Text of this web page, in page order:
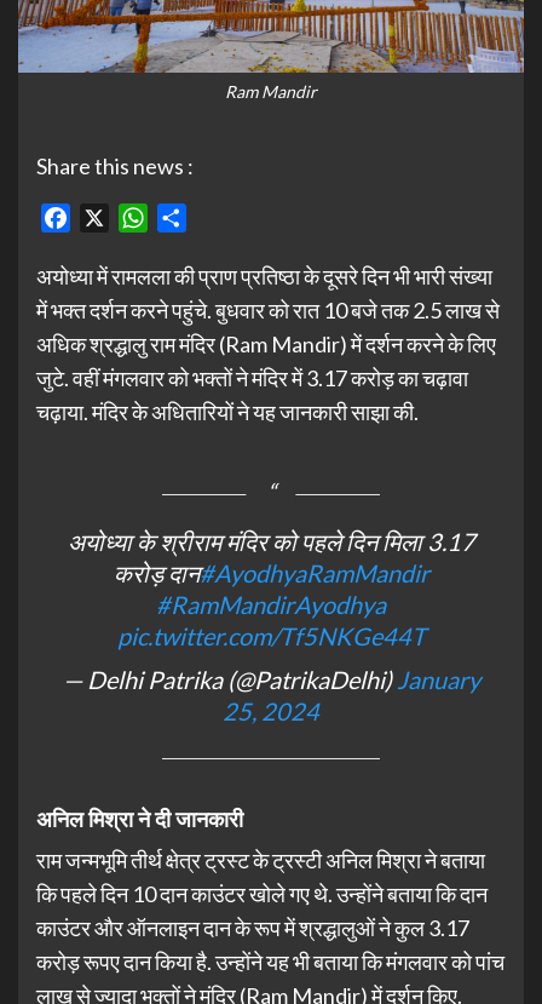
Ram Mandir
Share this news :
Facebook WhatsApp
अयोध्या में रामलला की प्राण प्रतिष्ठा के दूसरे दिन भी भारी संख्या
में भक्त दर्शन करने पहुंचे. बुधवार को रात 10 बजे तक 2.5 लाख से
अधिक श्रद्धालु राम मंदिर (Ram Mandir) में दर्शन करने के लिए
जुटे. वहीं मंगलवार को भक्तों ने मंदिर में 3.17 करोड़ का चढ़ावा
चढ़ाया. मंदिर के अधितारियों ने यह जानकारी साझा की.
अयोध्या के श्रीराम मंदिर को पहले दिन मिला 3.17
करोड़ दान#AyodhyaRamMandir
#RamMandirAyodhya
pic.twitter.com/Tf5NKGe44T
— Delhi Patrika (@PatrikaDelhi)January
25, 2024
अनिल मिश्रा ने दी जानकारी
राम जन्मभूमि तीर्थ क्षेत्र ट्रस्ट के ट्रस्टी अनिल मिश्रा ने बताया
कि पहले दिन 10 दान काउंटर खोले गए थे. उन्होंने बताया कि दान
काउंटर और ऑनलाइन दान के रूप में श्रद्धालुओं ने कुल 3.17
करोड़ रूपए दान किया है. उन्होंने यह भी बताया कि मंगलवार को पांच
लाख से ज्यादा भक्तों ने मंदिर (Ram Mandir) में दर्शन किए.